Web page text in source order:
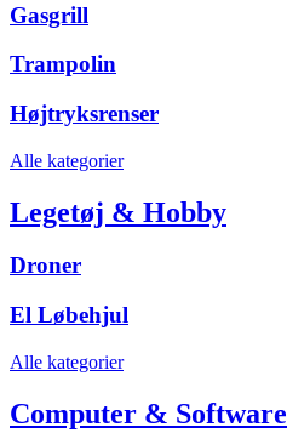
Gasgrill
Trampolin
Højtryksrenser
Alle kategorier
Legetøj & Hobby
Droner
El Løbehjul
Alle kategorier
Computer & Software